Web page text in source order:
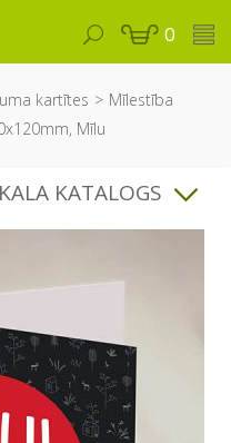
0
kartītes
Mīlestība
Mīlu
KATALOGS